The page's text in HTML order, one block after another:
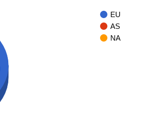
EU
AS
NA